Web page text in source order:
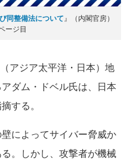
同整備法について 』（内閣官房）
ージ目
アジア太平洋・日本）地
ダム・ドベル氏は、日本
する。
によってサイバー脅威か
。しかし、攻撃者が機械